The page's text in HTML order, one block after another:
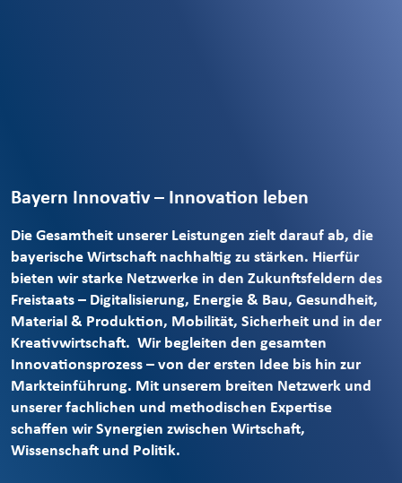
Bayern Innovativ – Innovation leben
Die Gesamtheit unserer Leistungen zielt darauf ab, die
bayerische Wirtschaft nachhaltig zu stärken. Hierfür
bieten wir starke Netzwerke in den Zukunftsfeldern des
Freistaats – Digitalisierung, Energie & Bau, Gesundheit,
Material & Produktion, Mobilität, Sicherheit und in der
Kreativwirtschaft. Wir begleiten den gesamten
Innovationsprozess – von der ersten Idee bis hin zur
Markteinführung. Mit unserem breiten Netzwerk und
unserer fachlichen und methodischen Expertise
schaffen wir Synergien zwischen Wirtschaft,
Wissenschaft und Politik.